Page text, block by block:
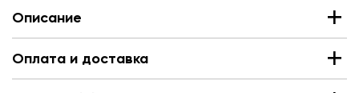
Описание
Оплата и доставка